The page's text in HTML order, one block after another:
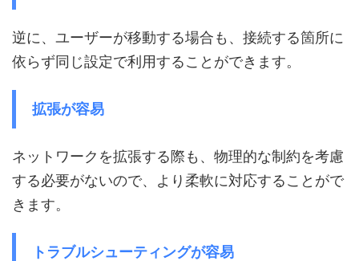
逆に、ユーザーが移動する場合も、接続する箇所に
依らず同じ設定で利用することができます。
拡張が容易
ネットワークを拡張する際も、物理的な制約を考慮
する必要がないので、より柔軟に対応することがで
きます。
トラブルシューティングが容易